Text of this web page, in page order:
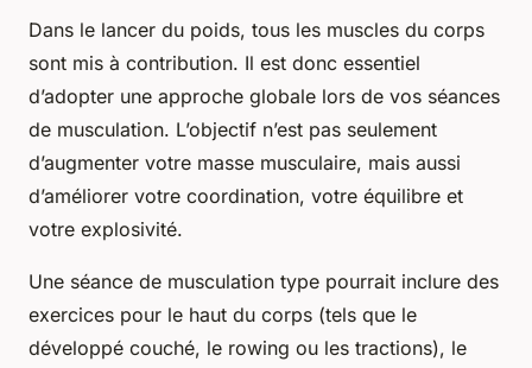
Dans le lancer du poids, tous les muscles du corps
sont mis à contribution. Il est donc essentiel
d’adopter une approche globale lors de vos séances
de musculation. L’objectif n’est pas seulement
d’augmenter votre masse musculaire, mais aussi
d’améliorer votre coordination, votre équilibre et
votre explosivité.
Une séance de musculation type pourrait inclure des
exercices pour le haut du corps (tels que le
développé couché, le rowing ou les tractions), le